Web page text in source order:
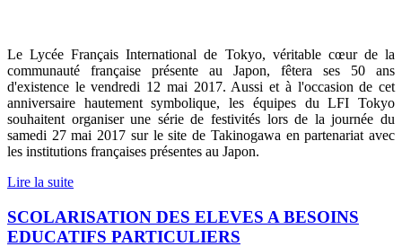
Le Lycée Français International de Tokyo, véritable cœur de la
communauté française présente au Japon, fêtera ses 50 ans
d'existence le vendredi 12 mai 2017. Aussi et à l'occasion de cet
anniversaire hautement symbolique, les équipes du LFI Tokyo
souhaitent organiser une série de festivités lors de la journée du
samedi 27 mai 2017 sur le site de Takinogawa en partenariat avec
les institutions françaises présentes au Japon.
Lire la suite
SCOLARISATION DES ELEVES A BESOINS
EDUCATIFS PARTICULIERS